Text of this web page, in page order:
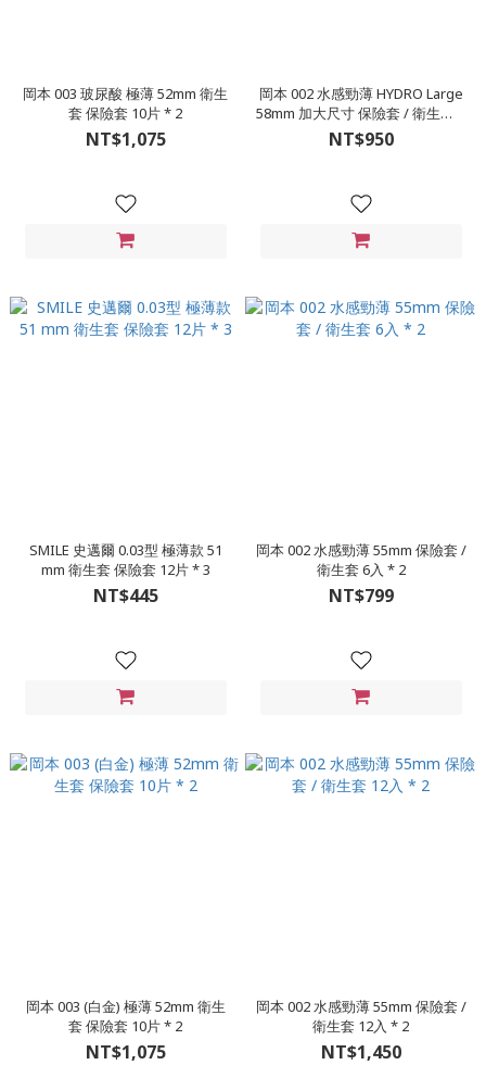
岡本 003 玻尿酸 極薄 52mm 衛生
套 保險套 10片 * 2
NT$1,075
岡本 002 水感勁薄 HYDRO Large
58mm 加大尺寸 保險套 / 衛生套 6
入 * 2
NT$950
SMILE 史邁爾 0.03型 極薄款 51
mm 衛生套 保險套 12片 * 3
NT$445
岡本 002 水感勁薄 55mm 保險套 /
衛生套 6入 * 2
NT$799
岡本 003 (白金) 極薄 52mm 衛生
套 保險套 10片 * 2
NT$1,075
岡本 002 水感勁薄 55mm 保險套 /
衛生套 12入 * 2
NT$1,450